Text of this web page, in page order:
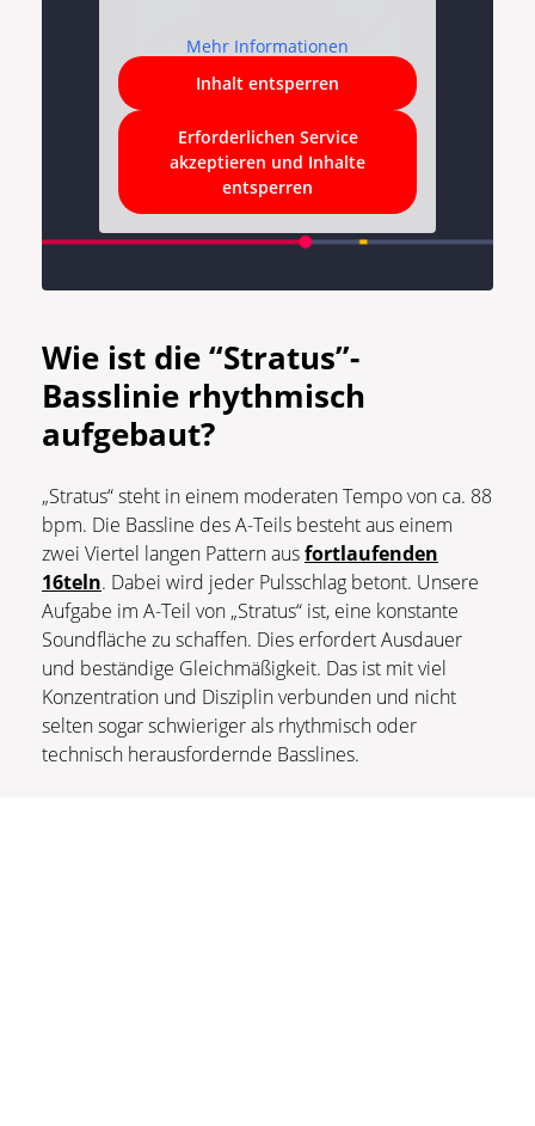
Mehr Informationen
Inhalt entsperren
Erforderlichen Service
akzeptieren und Inhalte
entsperren
Wie ist die “Stratus”-
Basslinie rhythmisch
aufgebaut?
„Stratus“ steht in einem moderaten Tempo von ca. 88
bpm. Die Bassline des A-Teils besteht aus einem
zwei Viertel langen Pattern ausfortlaufenden
16teln. Dabei wird jeder Pulsschlag betont. Unsere
Aufgabe im A-Teil von „Stratus“ ist, eine konstante
Soundfläche zu schaffen. Dies erfordert Ausdauer
und beständige Gleichmäßigkeit. Das ist mit viel
Konzentration und Disziplin verbunden und nicht
selten sogar schwieriger als rhythmisch oder
technisch herausfordernde Basslines.